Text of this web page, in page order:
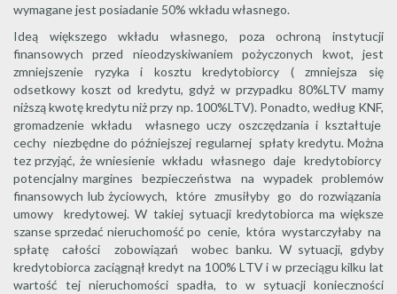
wymagane jest posiadanie 50% wkładu własnego.
Ideą większego wkładu własnego, poza ochroną instytucji
finansowych przed nieodzyskiwaniem pożyczonych kwot, jest
zmniejszenie ryzyka i kosztu kredytobiorcy ( zmniejsza się
odsetkowy koszt od kredytu, gdyż w przypadku 80%LTV mamy
niższą kwotę kredytu niż przy np. 100%LTV). Ponadto, według KNF,
gromadzenie wkładu własnego uczy oszczędzania i kształtuje
cechy niezbędne do późniejszej regularnej spłaty kredytu. Można
tez przyjąć, że wniesienie wkładu własnego daje kredytobiorcy
potencjalny margines bezpieczeństwa na wypadek problemów
finansowych lub życiowych, które zmusiłyby go do rozwiązania
umowy kredytowej. W takiej sytuacji kredytobiorca ma większe
szanse sprzedać nieruchomość po cenie, która wystarczyłaby na
spłatę całości zobowiązań wobec banku. W sytuacji, gdyby
kredytobiorca zaciągnął kredyt na 100% LTV i w przeciągu kilku lat
wartość tej nieruchomości spadła, to w sytuacji konieczności